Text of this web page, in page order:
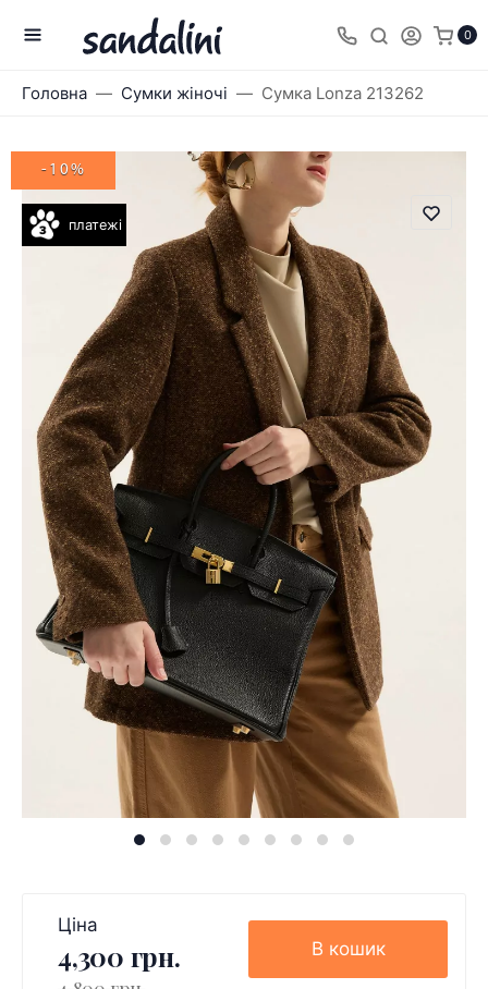
0
Головна Сумки жіночі Сумка Lonza 213262
платежі
-10%
Ціна
4,300 грн. В кошик